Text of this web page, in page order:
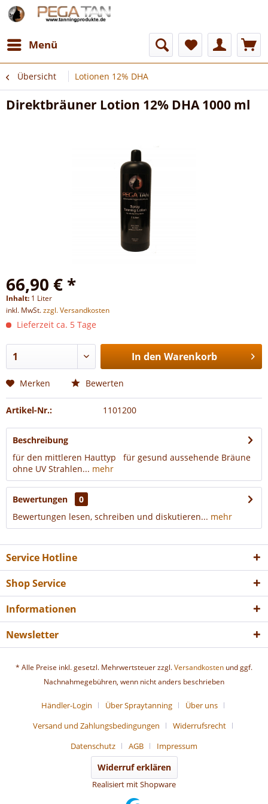
Menü
Übersicht Lotionen 12% DHA
Direktbräuner Lotion 12% DHA 1000 ml
66,90 € *
Inhalt: 1 Liter
inkl. MwSt.zzgl. Versandkosten
Lieferzeit ca. 5 Tage
In den Warenkorb
Merken Bewerten
Artikel-Nr.: 1101200
Beschreibung
für den mittleren Hauttyp für gesund aussehende Bräune
ohne UV Strahlen... mehr
Bewertungen
0
Bewertungen lesen, schreiben und diskutieren... mehr
Service Hotline
Shop Service
Informationen
Newsletter
* Alle Preise inkl. gesetzl. Mehrwertsteuer zzgl.Versandkosten und ggf.
Nachnahmegebühren, wenn nicht anders beschrieben
Händler-Login Über Spraytanning
Über uns
Versand und Zahlungsbedingungen
Widerrufsrecht
Datenschutz
AGB Impressum
Widerruf erklären
Realisiert mit Shopware